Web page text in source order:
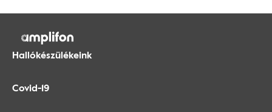
Hallókészülékeink
Covid-19